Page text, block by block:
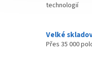
technologií
Velké
Přes 35 000